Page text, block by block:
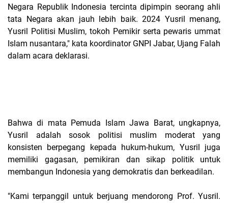
Negara Republik Indonesia tercinta dipimpin seorang ahli
tata Negara akan jauh lebih baik. 2024 Yusril menang,
Yusril Politisi Muslim, tokoh Pemikir serta pewaris ummat
Islam nusantara," kata koordinator GNPI Jabar, Ujang Falah
dalam acara deklarasi.
Bahwa di mata Pemuda Islam Jawa Barat, ungkapnya,
Yusril adalah sosok politisi muslim moderat yang
konsisten berpegang kepada hukum-hukum, Yusril juga
memiliki gagasan, pemikiran dan sikap politik untuk
membangun Indonesia yang demokratis dan berkeadilan.
"Kami terpanggil untuk berjuang mendorong Prof. Yusril.